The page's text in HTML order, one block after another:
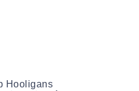
Hooligans